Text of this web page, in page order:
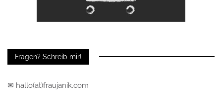
Fragen? Schreib mir!
✉ hallo(at)fraujanik.com